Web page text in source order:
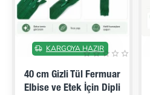
İNDIRIMDE
KARGOYA HAZIR
40 cm Gizli Tül Fermuar
Elbise ve Etek İçin Dipli